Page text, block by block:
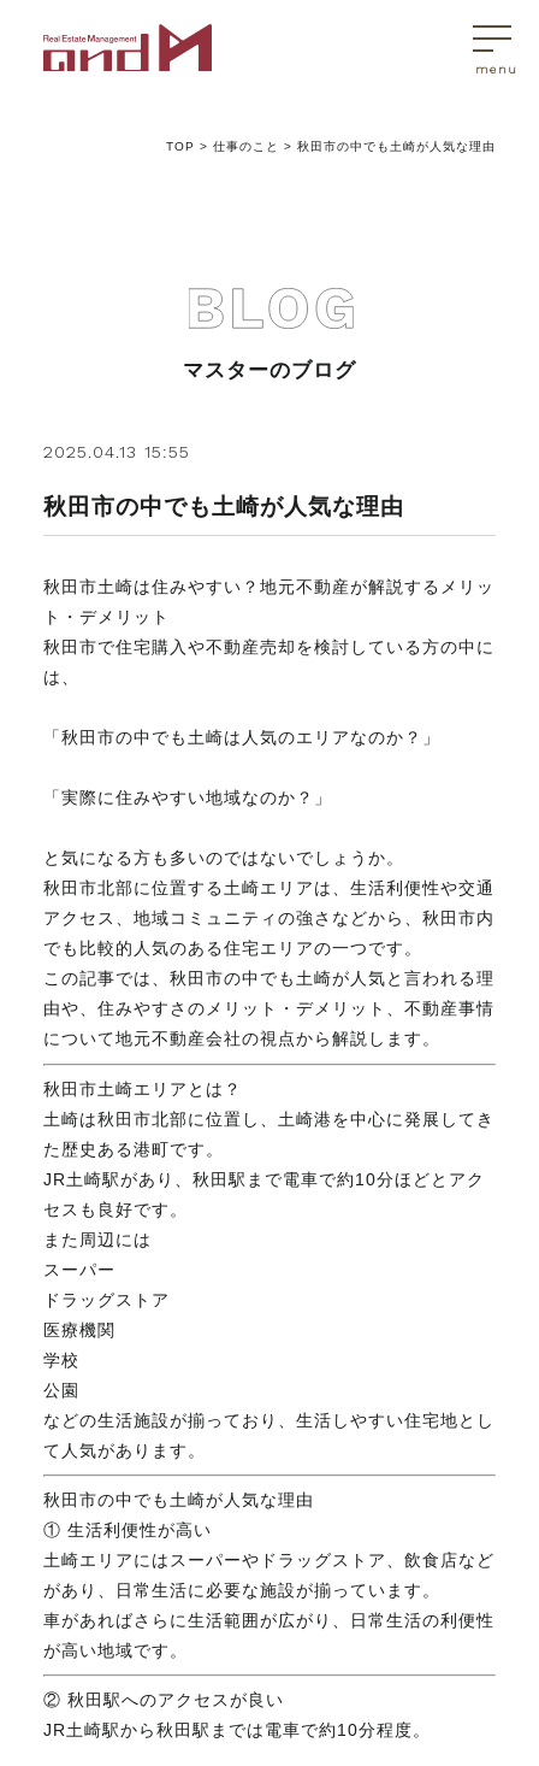
アンドエムが選ばれる理由
不動産売買Q&A
不動産のお悩み解決
マスターおすすめ物件
スタッフ紹介
マスターのブログ
018-853-5780
FAX. 018-853-5781
開催日：平日9:30－17:30／
土曜10:00－15:00（要予約）
定休日：第2第4土曜日および日曜祝祭日
無料相談、お問い合わせはこちら
TOP >仕事のこと >秋田市の中でも土崎が人気な理由
マスターのブログ
2025.04.13 15:55
秋田市の中でも土崎が人気な理由
秋田市土崎は住みやすい？地元不動産が解説するメリッ
ト・デメリット
秋田市で住宅購入や不動産売却を検討している方の中に
は、
「秋田市の中でも土崎は人気のエリアなのか？」
「実際に住みやすい地域なのか？」
と気になる方も多いのではないでしょうか。
秋田市北部に位置する土崎エリアは、生活利便性や交通
アクセス、地域コミュニティの強さなどから、秋田市内
でも比較的人気のある住宅エリアの一つです。
この記事では、秋田市の中でも土崎が人気と言われる理
由や、住みやすさのメリット・デメリット、不動産事情
について地元不動産会社の視点から解説します。
秋田市土崎エリアとは？
土崎は秋田市北部に位置し、土崎港を中心に発展してき
た歴史ある港町です。
JR土崎駅があり、秋田駅まで電車で約10分ほどとアク
セスも良好です。
また周辺には
スーパー
ドラッグストア
医療機関
学校
公園
などの生活施設が揃っており、生活しやすい住宅地とし
て人気があります。
秋田市の中でも土崎が人気な理由
① 生活利便性が高い
土崎エリアにはスーパーやドラッグストア、飲食店など
があり、日常生活に必要な施設が揃っています。
車があればさらに生活範囲が広がり、日常生活の利便性
が高い地域です。
② 秋田駅へのアクセスが良い
JR土崎駅から秋田駅までは電車で約10分程度。